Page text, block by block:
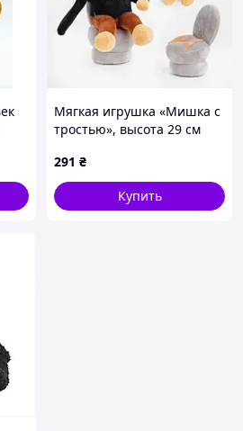
Мягкая игрушка «Мишка с
тростью», высота 29 см
291 ₴
Купить